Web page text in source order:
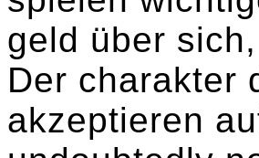
geld über
Der charakter
akzeptieren